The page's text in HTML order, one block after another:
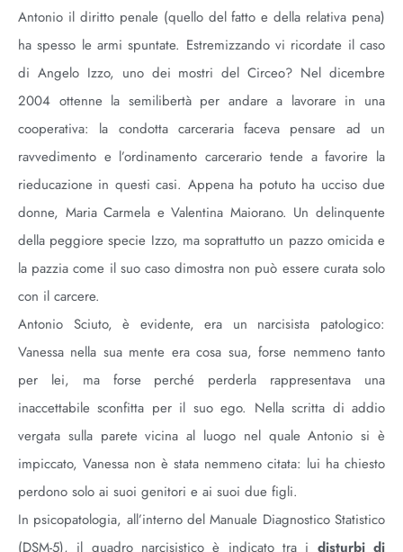
Antonio il diritto penale (quello del fatto e della relativa pena)
ha spesso le armi spuntate. Estremizzando vi ricordate il caso
di Angelo Izzo, uno dei mostri del Circeo? Nel dicembre
2004 ottenne la semilibertà per andare a lavorare in una
cooperativa: la condotta carceraria faceva pensare ad un
ravvedimento e l’ordinamento carcerario tende a favorire la
rieducazione in questi casi. Appena ha potuto ha ucciso due
donne, Maria Carmela e Valentina Maiorano. Un delinquente
della peggiore specie Izzo, ma soprattutto un pazzo omicida e
la pazzia come il suo caso dimostra non può essere curata solo
con il carcere.
Antonio Sciuto, è evidente, era un narcisista patologico:
Vanessa nella sua mente era cosa sua, forse nemmeno tanto
per lei, ma forse perché perderla rappresentava una
inaccettabile sconfitta per il suo ego. Nella scritta di addio
vergata sulla parete vicina al luogo nel quale Antonio si è
impiccato, Vanessa non è stata nemmeno citata: lui ha chiesto
perdono solo ai suoi genitori e ai suoi due figli.
In psicopatologia, all’interno del Manuale Diagnostico Statistico
(DSM-5), il quadro narcisistico è indicato tra i disturbi di